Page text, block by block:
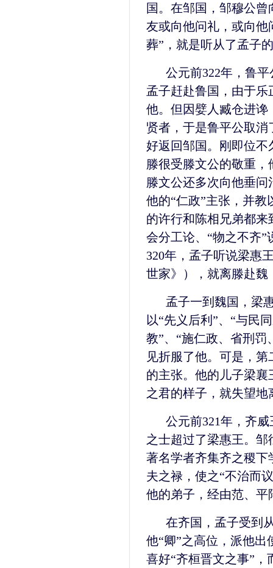
国。在邹国，邹穆公
友或向他问礼，或向他
葬”，就是听从了孟子
公元前322年，鲁
孟子赶赴鲁国，由于
他。但因嬖人臧仓进谗
贤者，于是鲁平公取
好返回邹国。刚即位
滕很受滕文公的敬重
滕文公还多次向他垂
他的“仁政”主张，并教
的许行和陈相兄弟都
会分工论、“物之不齐
320年，孟子听说梁惠
世家》），就离滕赴魏
孟子一到魏国，梁
以“先义后利”、“与民
教”、“施仁政、省刑
见折服了他。可是，
的主张。他的儿子梁
之君的样子，就失望地
公元前321年，齐
之士超过了梁惠王。
著名学者齐集齐之稷
夫之禄，使之“不治而
他的弟子，经由范、平
在齐国，孟子受到
他“卿”之高位，派他
喜好“齐桓晋文之事”，